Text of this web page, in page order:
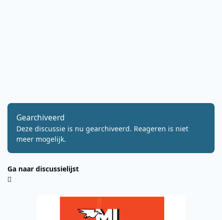
Gearchiveerd
Deze discussie is nu gearchiveerd. Reageren is niet
meer mogelijk.
Ga naar discussielijst